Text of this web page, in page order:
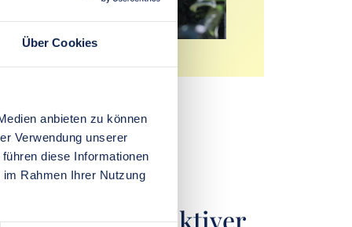
Über Cookies
anbieten zu können
Verwendung unserer
diese Informationen
Rahmen Ihrer Nutzung
bin wieder aktiver